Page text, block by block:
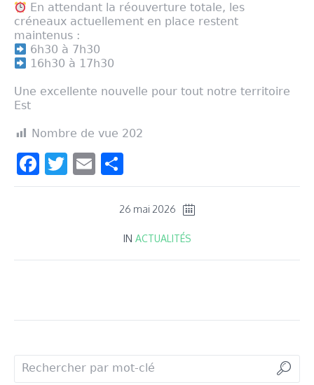
En attendant la réouverture totale, les
créneaux actuellement en place restent
maintenus :
6h30 à 7h30
16h30 à 17h30
Une excellente nouvelle pour tout notre territoire
Est
Nombre de vue 202
Facebook
Twitter
Email
26 mai 2026
IN ACTUALITÉS